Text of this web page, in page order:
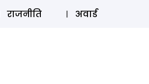
⚲ SUBSCRIBE
राजनीति अवार्ड